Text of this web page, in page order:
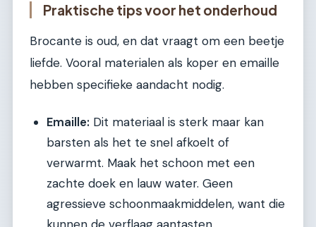
Praktische tips voor het onderhoud
Brocante is oud, en dat vraagt om een beetje
liefde. Vooral materialen als koper en emaille
hebben specifieke aandacht nodig.
Emaille: Dit materiaal is sterk maar kan
barsten als het te snel afkoelt of
verwarmt. Maak het schoon met een
zachte doek en lauw water. Geen
agressieve schoonmaakmiddelen, want die